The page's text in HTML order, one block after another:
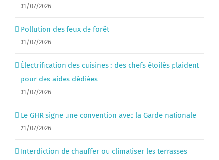
31/07/2026
Pollution des feux de forêt
31/07/2026
Électrification des cuisines : des chefs étoilés plaident
pour des aides dédiées
31/07/2026
Le GHR signe une convention avec la Garde nationale
21/07/2026
Interdiction de chauffer ou climatiser les terrasses